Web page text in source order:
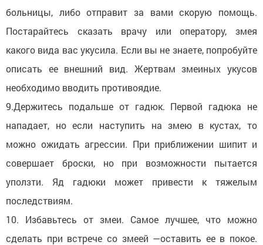
больницы, либо отправит за вами скорую помощь.
Постарайтесь сказать врачу или оператору, змея
какого вида вас укусила. Если вы не знаете, попробуйте
описать ее внешний вид. Жертвам змеиных укусов
необходимо вводить противоядие.
9.Держитесь подальше от гадюк. Первой гадюка не
нападает, но если наступить на змею в кустах, то
можно ожидать агрессии. При приближении шипит и
совершает броски, но при возможности пытается
уползти. Яд гадюки может привести к тяжелым
последствиям.
10. Избавьтесь от змеи. Самое лучшее, что можно
сделать при встрече со змеей —оставить ее в покое.